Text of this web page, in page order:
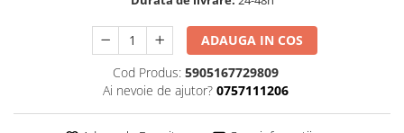
Accesorii electrice
Amestecatoare electrice
Scule de mana
ADAUGA IN COS
Cod Produs: 5905167729809
Ai nevoie de ajutor? 0757111206